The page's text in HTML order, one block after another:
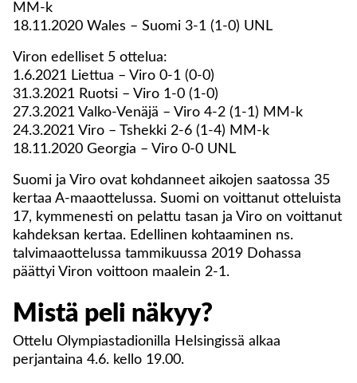
MM-k
18.11.2020 Wales – Suomi 3-1 (1-0) UNL
Viron edelliset 5 ottelua:
1.6.2021 Liettua – Viro 0-1 (0-0)
31.3.2021 Ruotsi – Viro 1-0 (1-0)
27.3.2021 Valko-Venäjä – Viro 4-2 (1-1) MM-k
24.3.2021 Viro – Tshekki 2-6 (1-4) MM-k
18.11.2020 Georgia – Viro 0-0 UNL
Suomi ja Viro ovat kohdanneet aikojen saatossa 35
kertaa A-maaottelussa. Suomi on voittanut otteluista
17, kymmenesti on pelattu tasan ja Viro on voittanut
kahdeksan kertaa. Edellinen kohtaaminen ns.
talvimaaottelussa tammikuussa 2019 Dohassa
päättyi Viron voittoon maalein 2-1.
Mistä peli näkyy?
Ottelu Olympiastadionilla Helsingissä alkaa
perjantaina 4.6. kello 19.00.